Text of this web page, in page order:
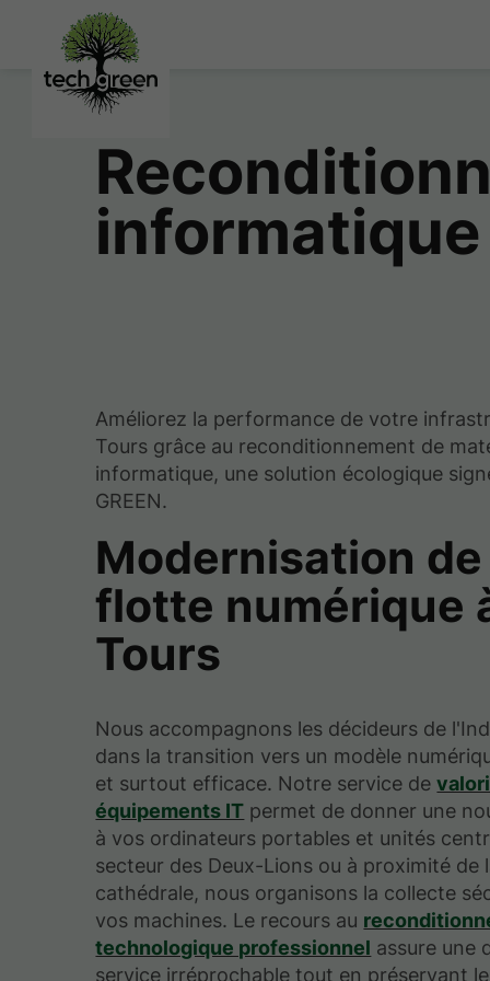
informatique
Améliorez la performance de votre
Tours grâce au reconditionnement de
informatique, une solution écologique
GREEN.
Modernisation de
flotte numérique
Tours
Nous accompagnons les décideurs de
dans la transition vers un modèle
et surtout efficace. Notre service de
équipements IT permet de donner une
à vos ordinateurs portables et unités
secteur des Deux-Lions ou à proximité de
cathédrale, nous organisons la collecte
vos machines. Le recours au
technologique professionnel assure une
service irréprochable tout en préservant